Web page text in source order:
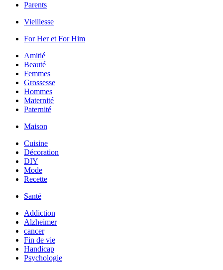
Parents
Vieillesse
For Her et For Him
Amitié
Beauté
Femmes
Grossesse
Hommes
Maternité
Paternité
Maison
Cuisine
Décoration
DIY
Mode
Recette
Santé
Addiction
Alzheimer
cancer
Fin de vie
Handicap
Psychologie